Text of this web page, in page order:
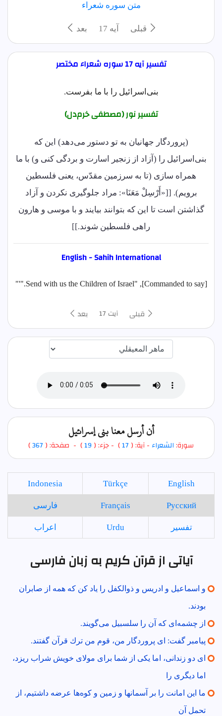
متن سوره شعراء
قبلی آيه 17 بعد
تفسیر آیه 17 سوره شعراء مختصر
بنی‌اسرائیل را با ما بفرست.
تفسیر نور (مصطفی خرم‌دل)
(پروردگار جهانیان به تو دستور می‌دهد) این که
بنی‌اسرائیل را (آزاد از زنجیر اسارت و بردگی کنی و) با ما
همراه سازی (تا به سرزمین مقدّس، یعنی فلسطین
برویم). [[«أَرْسِلْ مَعَنَا»: مراد جلوگیری نکردن و آزاد
گذاشتن است تا این که بتوانند بیایند و با موسی و هارون
راهی فلسطین شوند.]]
English - Sahih International
[Commanded to say], "Send with us the Children of Israel."'"
قبلی آیت 17 بعد
أن أرسل معنا بني إسرائيل
سورة:الشعراء- آية: ( 17
) - جزء: (19) - صفحة: ( 367
)
English
Türkçe
Indonesia
Русский
Français فارسی
تفسير Urdu اعراب
آیاتی از قرآن کریم به زبان فارسی
و اسماعيل و ادريس و ذوالكفل را ياد كن كه همه از صابران
بودند.
از چشمه‌اى كه آن را سلسبيل مى‌گويند.
پيامبر گفت: اى پروردگار من، قوم من ترك قرآن گفتند.
اى دو زندانى، اما يكى از شما براى مولاى خويش شراب ريزد،
اما ديگرى را
ما اين امانت را بر آسمانها و زمين و كوه‌ها عرضه داشتيم، از
تحمل آن